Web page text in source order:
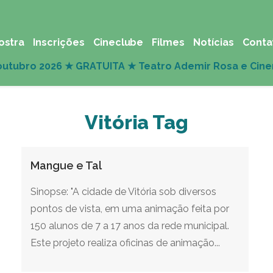
Inscrições Cineclube Filmes Notícias
Vitória Tag
Mangue e Tal
Sinopse: "A cidade de Vitória sob diversos
pontos de vista, em uma animação feita por
150 alunos de 7 a 17 anos da rede municipal.
Este projeto realiza oficinas de animação...